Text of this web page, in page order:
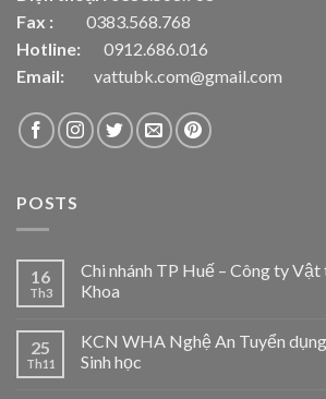
Fax : 0383.568.768
Hotline: 0912.686.016
Email:
vattubk.com@gmail.com
POSTS
16
Th3
Chi nhánh TP Huế – Công ty
Khoa
25
Th11
KCN WHA Nghệ An Tuyển dụng
Sinh học